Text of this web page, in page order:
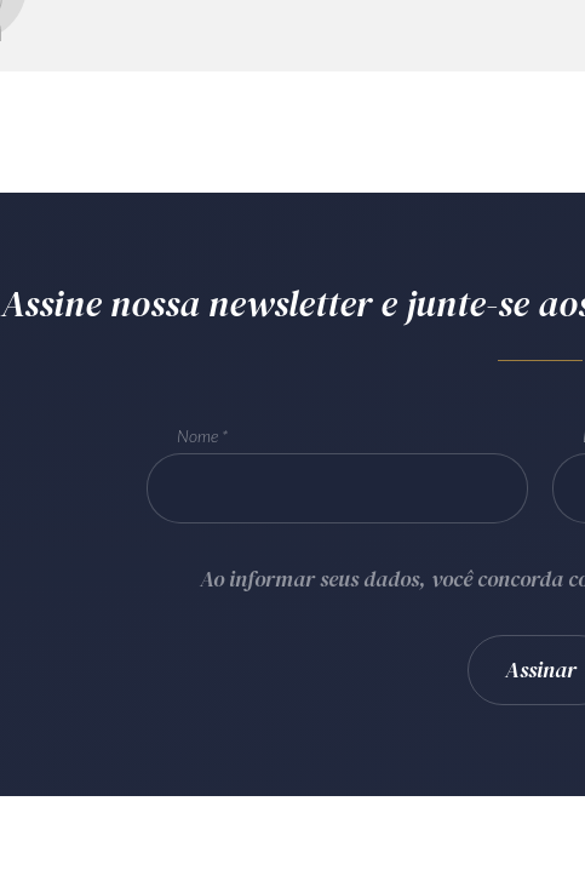
Assine nossa newsletter e junte-se
Nome
Ao informar seus dados, você concorda